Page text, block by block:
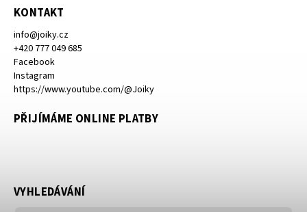
KONTAKT
info@joiky.cz
+420 777 049 685
Facebook
Instagram
https://www.youtube.com/@Joiky
PŘIJÍMÁME ONLINE PLATBY
VYHLEDÁVÁNÍ